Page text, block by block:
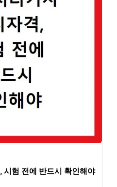
시험 전에 반드시 확인해야